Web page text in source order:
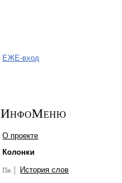
ЕЖЕ-вход
ИнфоМеню
О проекте
Колонки
История слов